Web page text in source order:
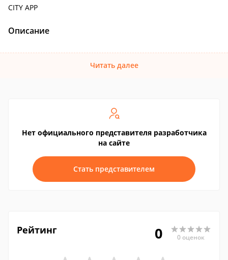
CITY APP
Описание
Читать далее
Нет официального представителя разработчика
на сайте
Стать представителем
Рейтинг 0 0 оценок